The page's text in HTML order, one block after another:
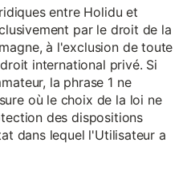
entre Holidu et
par le droit de la
à l'exclusion de toute
international privé. Si
la phrase 1 ne
où le choix de la loi ne
des dispositions
dans lequel l'Utilisateur a